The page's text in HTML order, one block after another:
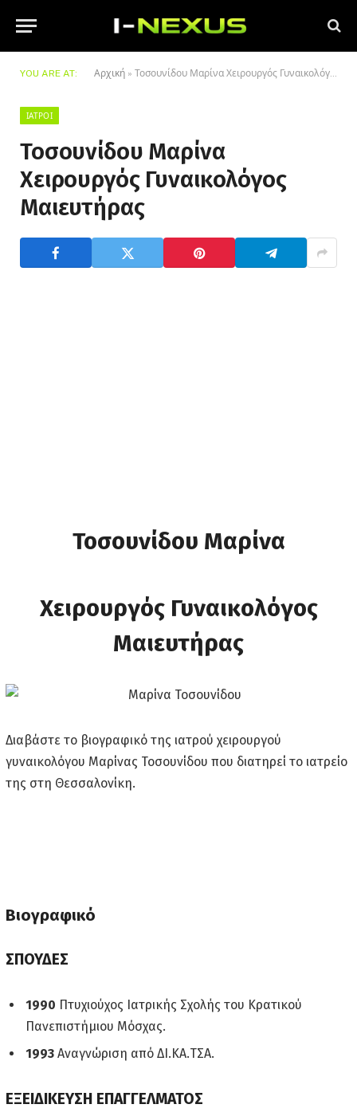
YOU ARE AT: Αρχική » Τοσουνίδου Μαρίνα Χειρουργός Γυναικολόγος Μαιευτήρας
ΙΑΤΡΟΊ
Τοσουνίδου Μαρίνα
Χειρουργός Γυναικολόγος
Μαιευτήρας
Τοσουνίδου Μαρίνα
Χειρουργός Γυναικολόγος
Μαιευτήρας
Διαβάστε το βιογραφικό της ιατρού χειρουργού
γυναικολόγου Μαρίνας Τοσουνίδου που διατηρεί το ιατρείο
της στη Θεσσαλονίκη.
Βιογραφικό
ΣΠΟΥΔΕΣ
1990 Πτυχιούχος Ιατρικής Σχολής του Κρατικού
Πανεπιστήμιου Μόσχας.
1993 Αναγνώριση από ΔΙ.ΚΑ.ΤΣΑ.
ΕΞΕΙΔΙΚΕΥΣΗ ΕΠΑΓΓΕΛΜΑΤΟΣ